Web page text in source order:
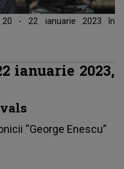
20 - 22 ianuarie 2023 în
ianuarie 2023,
“George Enescu”